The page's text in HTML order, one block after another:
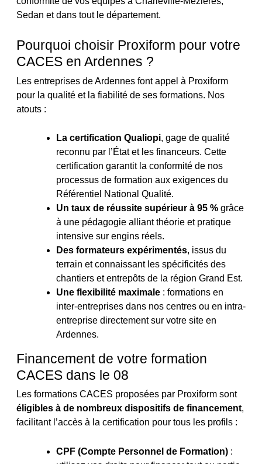
Sedan et dans tout le département.
Pourquoi choisir Proxiform pour votre
CACES en Ardennes ?
Les entreprises de Ardennes font appel à Proxiform
pour la qualité et la fiabilité de ses formations. Nos
atouts :
La certification Qualiopi, gage de qualité
reconnu par l’État et les financeurs. Cette
certification garantit la conformité de nos
processus de formation aux exigences du
Référentiel National Qualité.
Un taux de réussite supérieur à 95 % grâce
à une pédagogie alliant théorie et pratique
intensive sur engins réels.
Des formateurs expérimentés, issus du
terrain et connaissant les spécificités des
chantiers et entrepôts de la région Grand Est.
Une flexibilité maximale : formations en
inter-entreprises dans nos centres ou en intra-
entreprise directement sur votre site en
Ardennes.
Financement de votre formation
CACES dans le 08
Les formations CACES proposées par Proxiform sont
éligibles à de nombreux dispositifs de financement,
facilitant l’accès à la certification pour tous les profils :
CPF (Compte Personnel de Formation) :